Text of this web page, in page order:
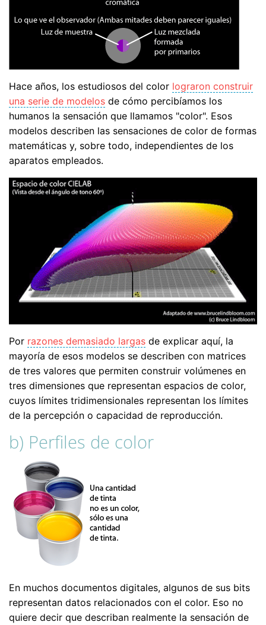
Hace años, los estudiosos del color lograron construir
una serie de modelos de cómo percibíamos los
humanos la sensación que llamamos "color". Esos
modelos describen las sensaciones de color de formas
matemáticas y, sobre todo, independientes de los
aparatos empleados.
Por razones demasiado largas de explicar aquí, la
mayoría de esos modelos se describen con matrices
de tres valores que permiten construir volúmenes en
tres dimensiones que representan espacios de color,
cuyos límites tridimensionales representan los límites
de la percepción o capacidad de reproducción.
b) Perfiles de color
En muchos documentos digitales, algunos de sus bits
representan datos relacionados con el color. Eso no
quiere decir que describan realmente la sensación de